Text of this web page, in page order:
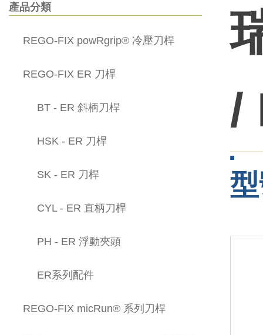
產品分類
REGO-FIX powRgrip® 冷壓刀桿
REGO-FIX ER 刀桿
BT - ER 斜柄刀桿
HSK - ER 刀桿
SK - ER 刀桿
CYL - ER 直柄刀桿
PH - ER 浮動夾頭
ER系列配件
REGO-FIX micRun® 系列刀桿
/